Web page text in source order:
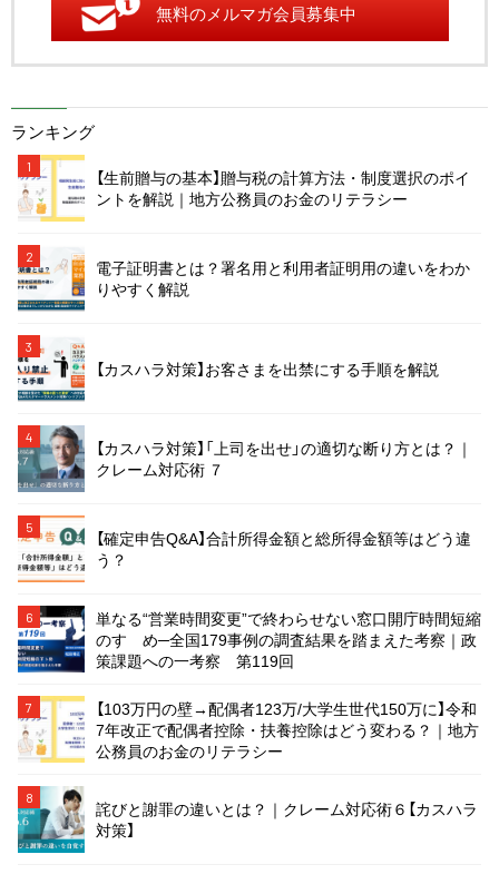
無料のメルマガ会員募集中
ランキング
1
【生前贈与の基本】贈与税の計算方法・制度選択のポイ
ントを解説｜地方公務員のお金のリテラシー
2
電子証明書とは？署名用と利用者証明用の違いをわか
りやすく解説
3
【カスハラ対策】お客さまを出禁にする手順を解説
4
【カスハラ対策】「上司を出せ」の適切な断り方とは？｜
クレーム対応術 ７
5
【確定申告Q&A】合計所得金額と総所得金額等はどう違
う？
6
単なる“営業時間変更”で終わらせない窓口開庁時間短縮
のすゝめ─全国179事例の調査結果を踏まえた考察｜政
策課題への一考察 第119回
7
【103万円の壁→配偶者123万/大学生世代150万に】令和
7年改正で配偶者控除・扶養控除はどう変わる？｜地方
公務員のお金のリテラシー
8
詫びと謝罪の違いとは？｜クレーム対応術６【カスハラ
対策】